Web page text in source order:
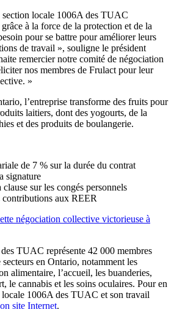
section locale 1006A des TUAC
à la force de la protection et de la
pour se battre pour améliorer leurs
de travail », souligne le président
remercier notre comité de négociation
nos membres de Frulact pour leur
»
l’entreprise transforme des fruits pour
laitiers, dont des yogourts, de la
et des produits de boulangerie.
de 7 % sur la durée du contrat
signature
sur les congés personnels
aux REER
négociation collective victorieuse à
TUAC représente 42 000 membres
en Ontario, notamment les
alimentaire, l’accueil, les buanderies,
le cannabis et les soins oculaires. Pour en
1006A des TUAC et son travail
site Internet.